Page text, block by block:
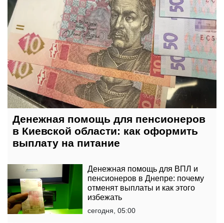
Денежная помощь для пенсионеров
в Киевской области: как оформить
выплату на питание
Денежная помощь для ВПЛ и
пенсионеров в Днепре: почему
отменят выплаты и как этого
избежать
сегодня, 05:00